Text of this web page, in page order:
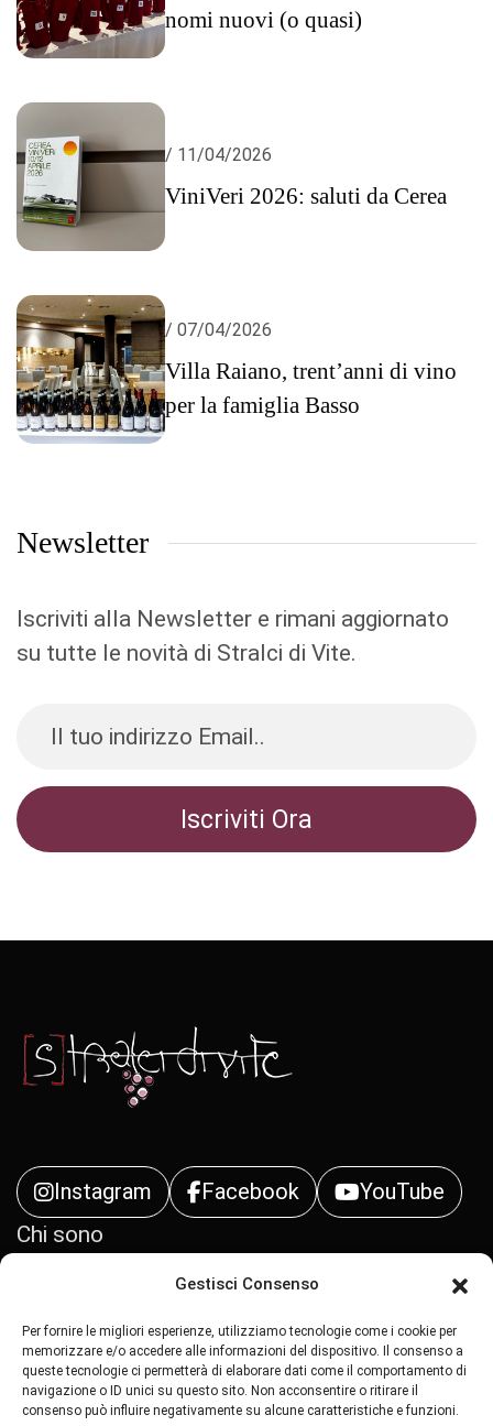
Gestisci Consenso
Per fornire le migliori esperienze, utilizziamo tecnologie come i cookie per
memorizzare e/o accedere alle informazioni del dispositivo. Il consenso a
queste tecnologie ci permetterà di elaborare dati come il comportamento di
navigazione o ID unici su questo sito. Non acconsentire o ritirare il
consenso può influire negativamente su alcune caratteristiche e funzioni.
nomi nuovi (o quasi)
/ 11/04/2026
ViniVeri 2026: saluti da Cerea
/ 07/04/2026
Villa Raiano, trent’anni di vino
per la famiglia Basso
Newsletter
Iscriviti alla Newsletter e rimani aggiornato
su tutte le novità di Stralci di Vite.
Instagram Facebook
YouTube
Chi sono
Privacy Policy
Cookie Policy (UE)